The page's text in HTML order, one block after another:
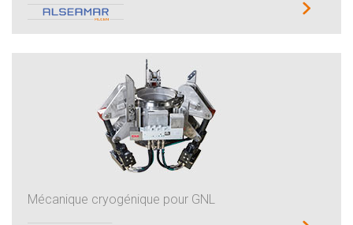
Mécanique cryogénique pour GNL